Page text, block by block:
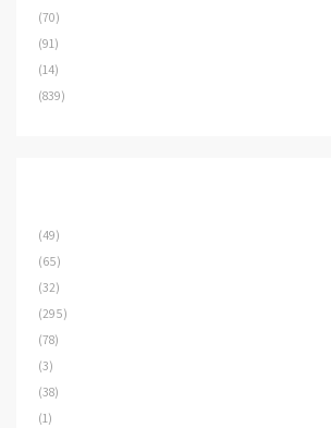
(70)
(91)
(14)
(839)
(49)
(65)
(32)
(295)
(78)
(3)
(38)
(1)